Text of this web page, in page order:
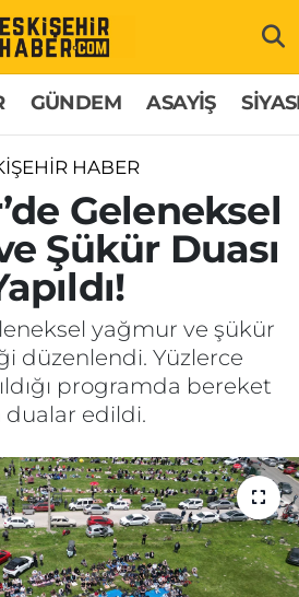
GÜNDEM ASAYİŞ
HABER
Geleneksel
Şükür Duası
yağmur ve şükür
düzenlendi. Yüzlerce
programda bereket
dualar edildi.
Yoğunluk Haritası
Durumu ve Fikstür